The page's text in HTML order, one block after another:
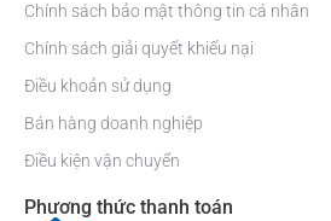
Chính sách bảo mật thông tin cá nhân
Chính sách giải quyết khiếu nại
Điều khoản sử dụng
Bán hàng doanh nghiệp
Điều kiện vận chuyển
Phương thức thanh toán